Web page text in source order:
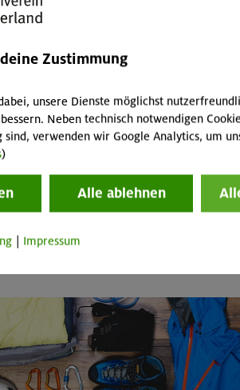
Karten unter Karten & Wege die
Zustimmung
unsere Dienste möglichst
Neben technisch notwendigen
sind, verwenden wir Google Analytics, um
)
Alle ablehnen
Impressum